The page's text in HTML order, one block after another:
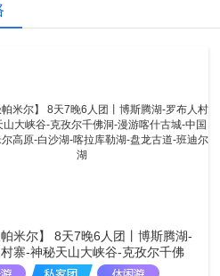
帕米尔】 8天7晚6人团丨博斯腾湖-
寨-神秘天山大峡谷-克孜尔千佛
喀什古城-中国西极-帕米尔高原-白